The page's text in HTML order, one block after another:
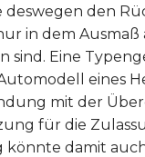
den
in dem Ausmaß
sind. Eine
eines
mit der
für die
damit